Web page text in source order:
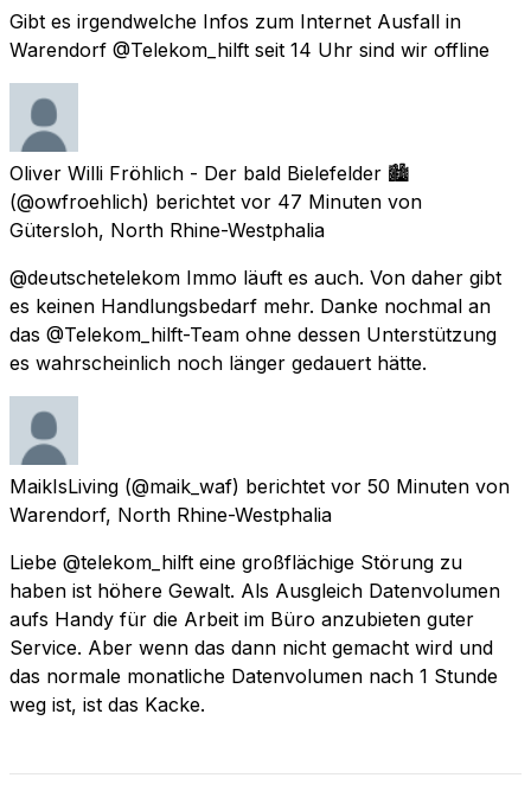
Gibt es irgendwelche Infos zum Internet Ausfall in
Warendorf @Telekom_hilft seit 14 Uhr sind wir offline
Oliver Willi Fröhlich - Der bald Bielefelder 🏙️
(@owfroehlich) berichtet vor 47 Minuten von
Gütersloh, North Rhine-Westphalia
@deutschetelekom Immo läuft es auch. Von daher gibt
es keinen Handlungsbedarf mehr. Danke nochmal an
das @Telekom_hilft-Team ohne dessen Unterstützung
es wahrscheinlich noch länger gedauert hätte.
MaikIsLiving (@maik_waf) berichtet vor 50 Minuten von
Warendorf, North Rhine-Westphalia
Liebe @telekom_hilft eine großflächige Störung zu
haben ist höhere Gewalt. Als Ausgleich Datenvolumen
aufs Handy für die Arbeit im Büro anzubieten guter
Service. Aber wenn das dann nicht gemacht wird und
das normale monatliche Datenvolumen nach 1 Stunde
weg ist, ist das Kacke.